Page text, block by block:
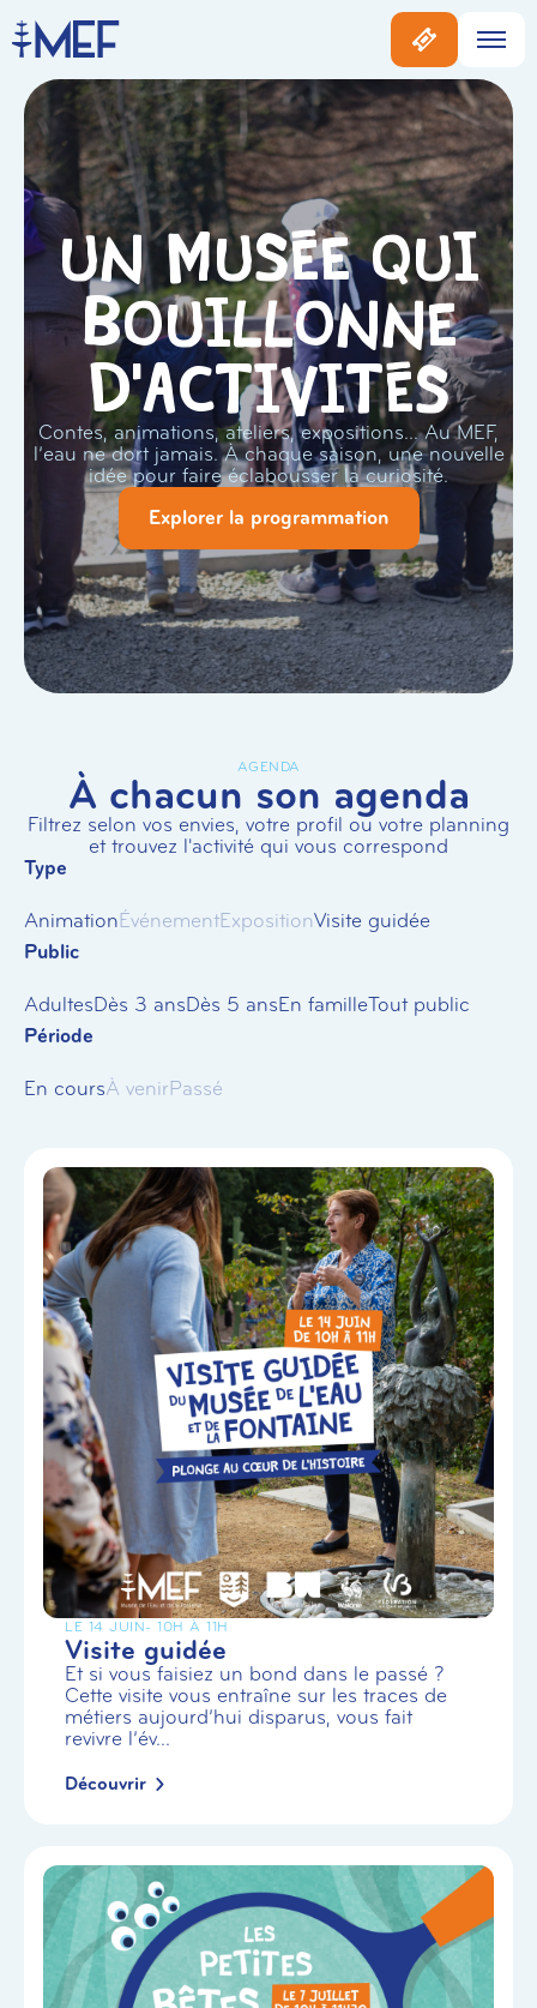
Un musée qui
bouillonne
d'activités
Contes, animations, ateliers, expositions… Au MEF,
l’eau ne dort jamais. À chaque saison, une nouvelle
idée pour faire éclabousser la curiosité.
Explorer la programmation
AGENDA
À chacun son agenda
Filtrez selon vos envies, votre profil ou votre planning
et trouvez l'activité qui vous correspond
Type
AnimationÉvénementExpositionVisite guidée
Public
AdultesDès 3 ansDès 5 ansEn familleTout public
Période
En coursÀ venirPassé
LE 14 JUIN- 10H À 11H
Visite guidée
Et si vous faisiez un bond dans le passé ?
Cette visite vous entraîne sur les traces de
métiers aujourd’hui disparus, vous fait
revivre l’év...
Découvrir